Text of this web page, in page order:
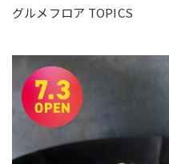
グルメフロア TOPICS